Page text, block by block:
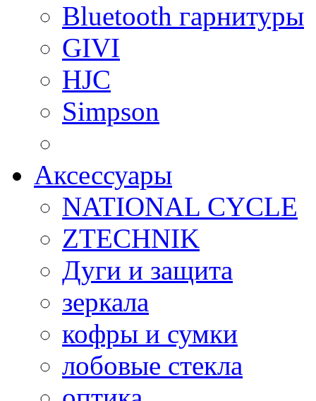
Bluetooth гарнитуры
GIVI
HJC
Simpson
Аксессуары
NATIONAL CYCLE
ZTECHNIK
Дуги и защита
зеркала
кофры и сумки
лобовые стекла